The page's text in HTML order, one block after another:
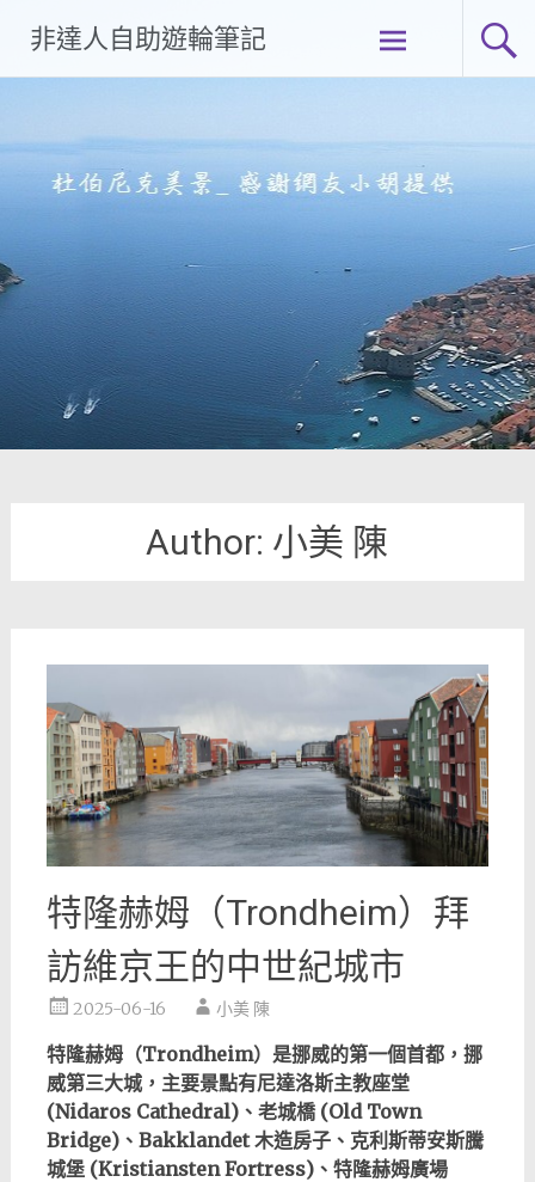
content
非達人自助遊輪筆記
Author: 小美 陳
特隆赫姆（Trondheim）拜
訪維京王的中世紀城市
2025-06-16 小美 陳
特隆赫姆（Trondheim）是挪威的第一個首都，挪
威第三大城，主要景點有尼達洛斯主教座堂
(Nidaros Cathedral)、老城橋 (Old Town
Bridge)、Bakklandet 木造房子、克利斯蒂安斯騰
城堡 (Kristiansten Fortress)、特隆赫姆廣場